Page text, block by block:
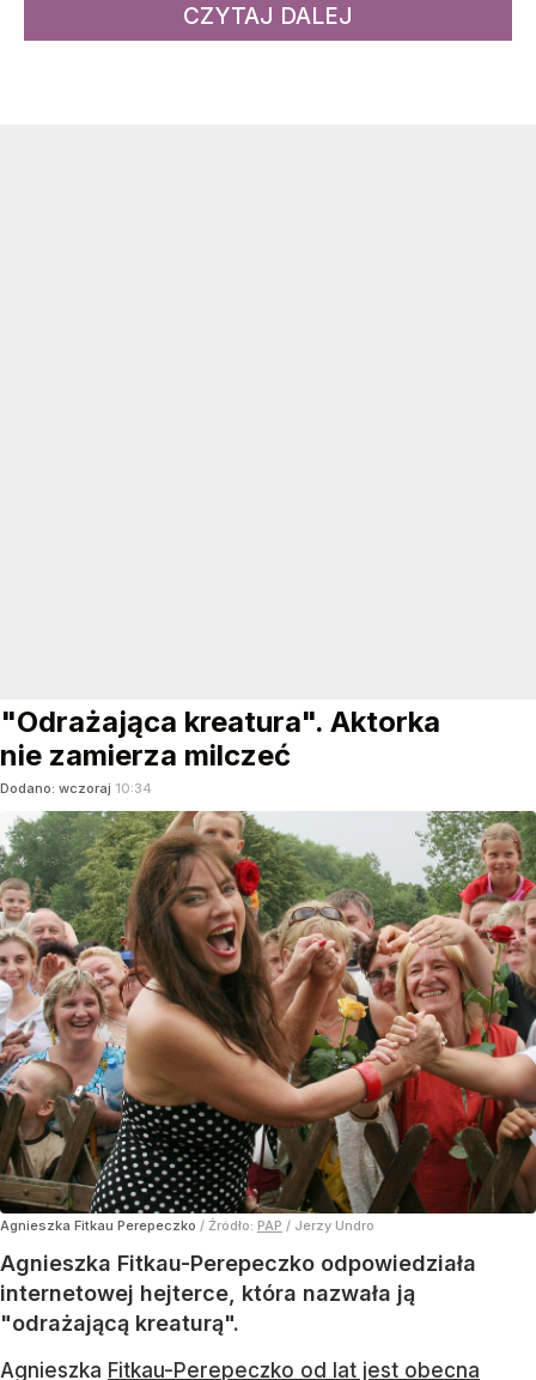
CZYTAJ DALEJ
"Odrażająca kreatura". Aktorka
nie zamierza milczeć
Dodano: wczoraj 10:34
Agnieszka Fitkau Perepeczko / Źródło: PAP / Jerzy Undro
Agnieszka Fitkau-Perepeczko odpowiedziała
internetowej hejterce, która nazwała ją
"odrażającą kreaturą".
Agnieszka Fitkau-Perepeczko od lat jest obecna